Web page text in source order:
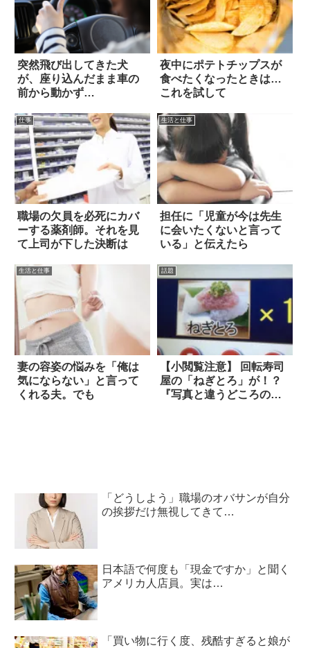
突然飛び出してきた犬
が、座り込んだまま車の
前から動かず…
夜中にポテトチップスが
食べたくなったときは…
これを試して
仕事
職場の欠員を必死にカバ
ーする薬剤師。それを見
て上司が下した決断は
生活と仕事
担任に「児童が今は先生
に会いたくないと言って
いる」と伝えたら
生活と仕事
妻の容姿の悩みを「俺は
気にならない」と言って
くれる夫。でも
話題
【小閲覧注意】 回転寿司
屋の「ねぎとろ」が！？
『写真と違うどころの騒
「どうしよう」職場のオバサンが自分
の挨拶だけ無視してきて…
日本語で何度も「現金ですか」と聞く
アメリカ人店員。実は…
「買い物に行く度、残酷すぎると娘が